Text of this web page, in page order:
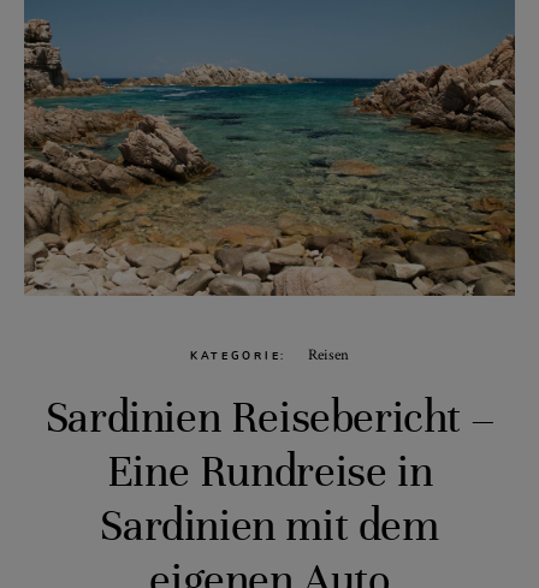
KATEGORIE Reisen
Sardinien Reisebericht –
Eine Rundreise in
Sardinien mit dem